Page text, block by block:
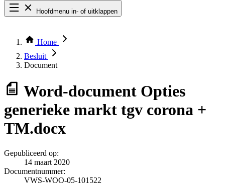
Hoofdmenu in- of uitklappen
Thema COVID-19
Bekijk per bestuursorgaan
Home
Besluit
Document
Word-document Opties
generieke markt tgv corona +
TM.docx
Gepubliceerd op:
14 maart 2020
Documentnummer:
VWS-WOO-05-101522